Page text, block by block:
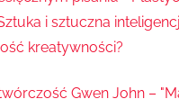
i sztuczna
kreatywności?
Gwen John –